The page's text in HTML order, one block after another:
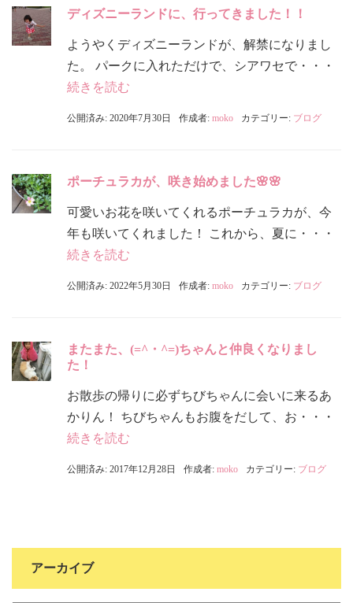
ディズニーランドに、行ってきました！！
ようやくディズニーランドが、解禁になりまし
た。 パークに入れただけで、シアワセで・・・
続きを読む
公開済み: 2020年7月30日 作成者: moko カテゴリー: ブログ
ポーチュラカが、咲き始めました🌸🌸
可愛いお花を咲いてくれるポーチュラカが、今
年も咲いてくれました！ これから、夏に・・・
続きを読む
公開済み: 2022年5月30日 作成者: moko カテゴリー: ブログ
またまた、(=^・^=)ちゃんと仲良くなりまし
た！
お散歩の帰りに必ずちびちゃんに会いに来るあ
かりん！ ちびちゃんもお腹をだして、お・・・
続きを読む
公開済み: 2017年12月28日 作成者: moko カテゴリー: ブログ
アーカイブ